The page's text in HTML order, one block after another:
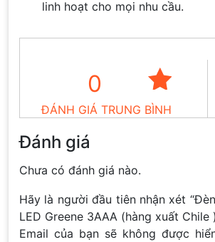
linh hoạt cho mọi nhu cầu.
0
ĐÁNH GIÁ TRUNG BÌNH
Đánh giá
Chưa có đánh giá nào.
Hãy là người đầu tiên nhận xét
LED Greene 3AAA (hàng xuất Chile
Email của bạn sẽ không được